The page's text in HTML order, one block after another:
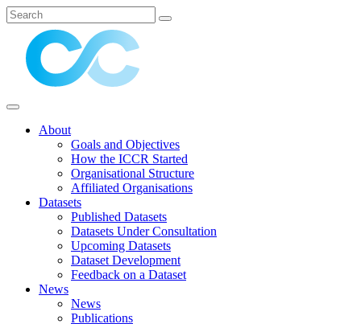
About
Goals and Objectives
How the ICCR Started
Organisational Structure
Affiliated Organisations
Datasets
Published Datasets
Datasets Under Consultation
Upcoming Datasets
Dataset Development
Feedback on a Dataset
News
News
Publications